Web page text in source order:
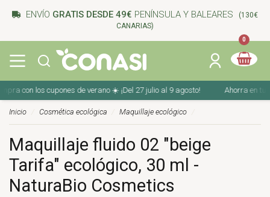
ENVÍO GRATIS DESDE 49€ PENÍNSULA Y BALEARES
(130€
CANARIAS)
0
con los cupones de verano ☀️ ¡Del 27 julio al 9 agosto! Ahorra en tu
Inicio Cosmética ecológica Maquillaje ecológico
Maquillaje fluido 02 "beige
Tarifa" ecológico, 30 ml -
NaturaBio Cosmetics